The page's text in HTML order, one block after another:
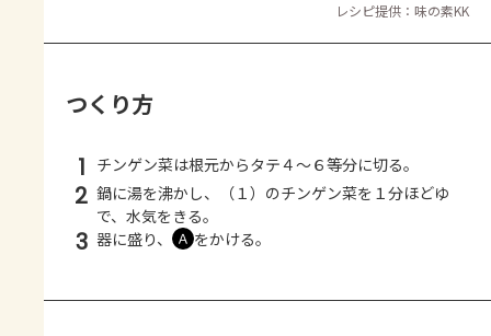
レシピ提供：味の素KK
つくり方
1 チンゲン菜は根元からタテ４～６等分に切る。
2 鍋に湯を沸かし、（１）のチンゲン菜を１分ほどゆ
で、水気をきる。
3 器に盛り、 Ａ をかける。